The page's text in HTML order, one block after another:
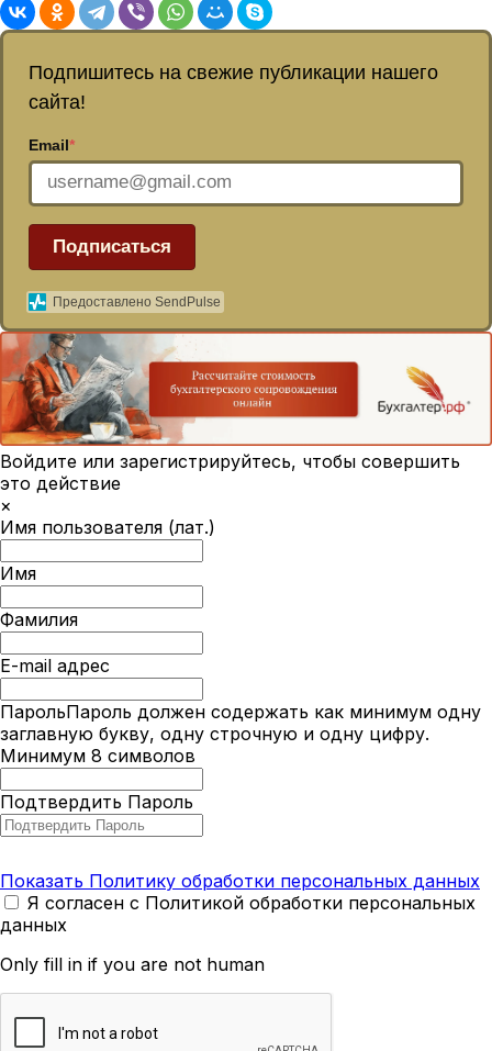
Подпишитесь на свежие публикации нашего
сайта!
Email*
Подписаться
Предоставлено SendPulse
Войдите или зарегистрируйтесь, чтобы совершить
это действие
×
Имя пользователя (лат.)
Имя
Фамилия
E-mail адрес
ПарольПароль должен содержать как минимум одну
заглавную букву, одну строчную и одну цифру.
Минимум 8 символов
Подтвердить Пароль
Показать Политику обработки персональных данных
Я согласен с Политикой обработки персональных
данных
Only fill in if you are not human